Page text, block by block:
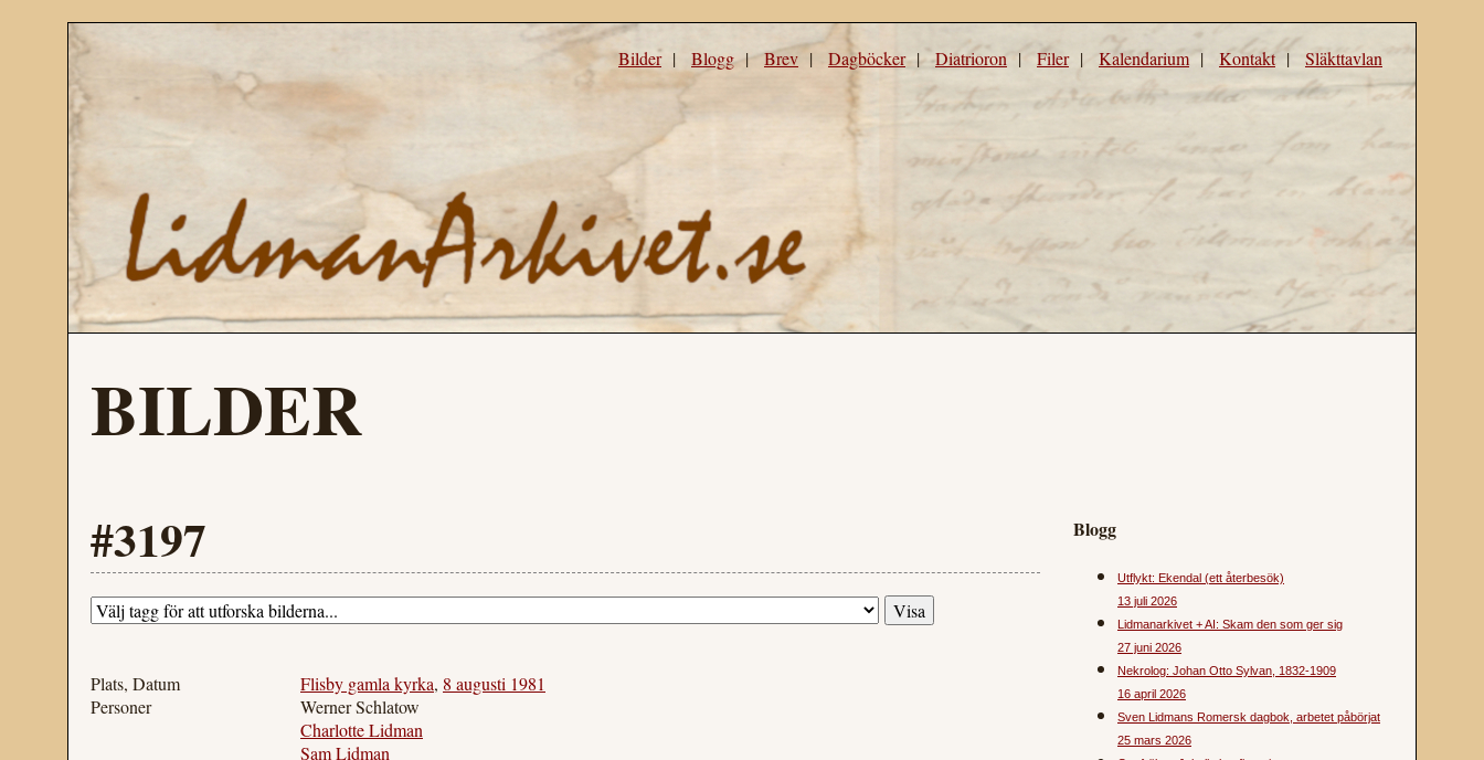
Bilder| Blogg|Brev | Dagböcker|Diatrioron | Filer| Kalendarium| Kontakt| Släkttavlan
BILDER
#3197
Plats, Datum Flisby gamla kyrka, 8 augusti 1981
Personer
Werner Schlatow
Charlotte Lidman
Sam Lidman
Blogg
Utflykt: Ekendal (ett återbesök)
13 juli 2026
Lidmanarkivet + AI: Skam den som ger sig
27 juni 2026
Nekrolog: Johan Otto Sylvan, 1832-1909
16 april 2026
Sven Lidmans Romersk dagbok, arbetet påbörjat
25 mars 2026